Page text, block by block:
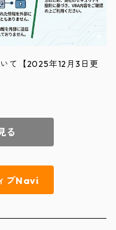
て【2025年12月3日更
る
ブNavi